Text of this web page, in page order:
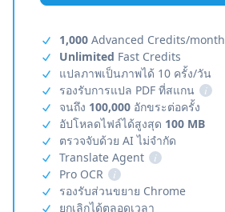
1,000 Advanced Credits/month
Unlimited Fast Credits
แปลภาพเป็นภาพได้ 10 ครั้ง/วัน
รองรับการแปล PDF ที่สแกน
i
จนถึง 100,000 อักขระต่อครั้ง
อัปโหลดไฟล์ได้สูงสุด 100 MB
ตรวจจับด้วย AI ไม่จำกัด
Translate Agent
i
Pro OCR
i
รองรับส่วนขยาย Chrome
ยกเลิกได้ตลอดเวลา